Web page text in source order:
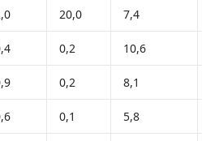
20,0 7,4
0,2 10,6
0,2 8,1
0,1 5,8